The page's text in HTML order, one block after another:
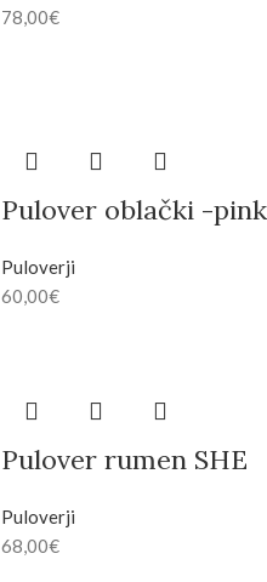
78,00€
Pulover oblački -pink
Puloverji
60,00€
Pulover rumen SHE
Puloverji
68,00€